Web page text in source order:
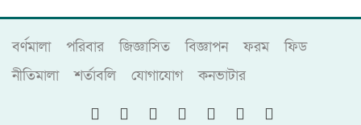
বর্ণমালা পরিবার জিজ্ঞাসিত বিজ্ঞাপন ফরম
ফিড
নীতিমালা
শর্তাবলি যোগাযোগ কনভাটার